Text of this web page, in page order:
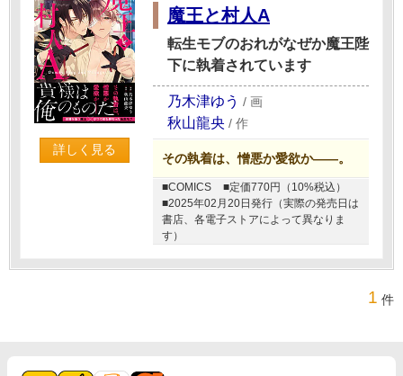
詳しく見る
魔王と村人A
転生モブのおれがなぜか魔王陛
下に執着されています
乃木津ゆう / 画
秋山龍央 / 作
その執着は、憎悪か愛欲か――。
■COMICS
■定価770円（10%税込）
■2025年02月20日発行（実際の発売日は
書店、各電子ストアによって異なりま
す）
1 件